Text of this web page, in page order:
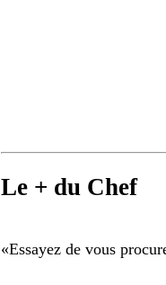
Le + du Chef
«Essayez de vous